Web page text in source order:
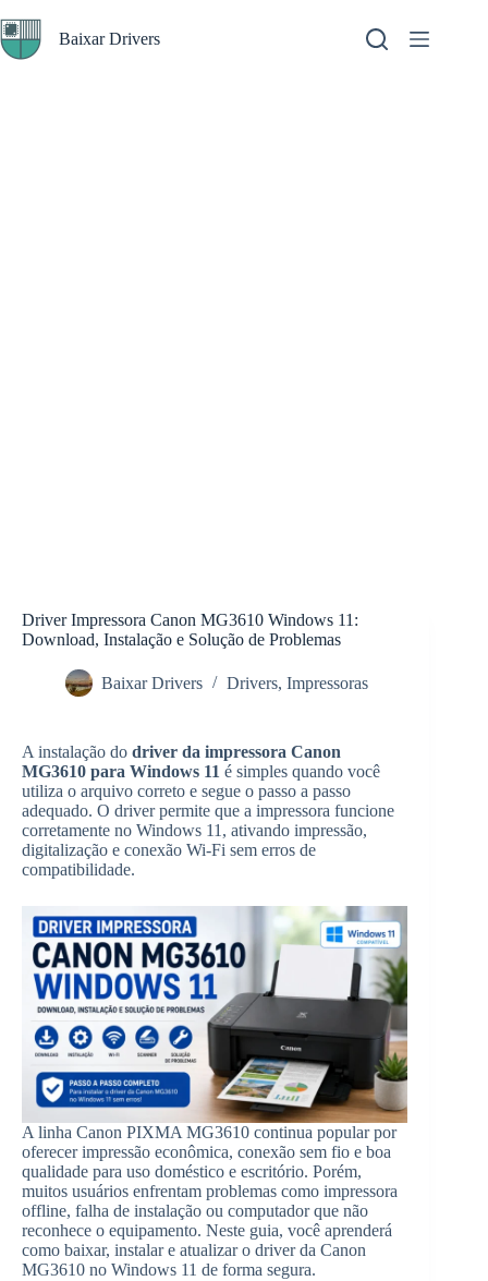
para
o
Baixar Drivers
Driver Impressora Canon MG3610 Windows 11:
Download, Instalação e Solução de Problemas
Baixar Drivers Drivers, Impressoras
A instalação do driver da impressora Canon
MG3610 para Windows 11 é simples quando você
utiliza o arquivo correto e segue o passo a passo
adequado. O driver permite que a impressora funcione
corretamente no Windows 11, ativando impressão,
digitalização e conexão Wi-Fi sem erros de
compatibilidade.
A linha Canon PIXMA MG3610 continua popular por
oferecer impressão econômica, conexão sem fio e boa
qualidade para uso doméstico e escritório. Porém,
muitos usuários enfrentam problemas como impressora
offline, falha de instalação ou computador que não
reconhece o equipamento. Neste guia, você aprenderá
como baixar, instalar e atualizar o driver da Canon
MG3610 no Windows 11 de forma segura.